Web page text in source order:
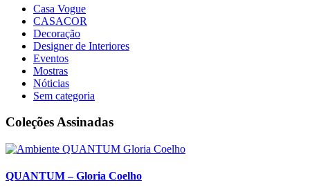
Casa Vogue
CASACOR
Decoração
Designer de Interiores
Eventos
Mostras
Nóticias
Sem categoria
Coleções Assinadas
QUANTUM – Gloria Coelho